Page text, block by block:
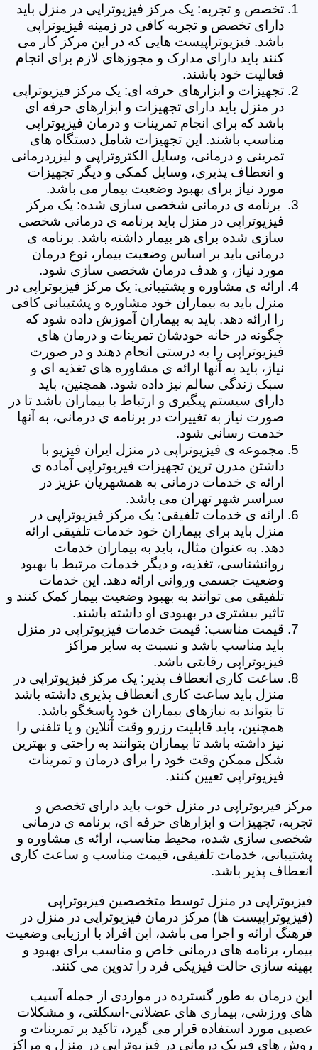
تخصص و تجربه: یک مرکز فیزیوتراپی در منزل باید
دارای تخصص و تجربه کافی در زمینه فیزیوتراپی
باشد. فیزیوتراپیست هایی که در این مرکز کار می
کنند باید دارای مدارک و مجوزهای لازم برای انجام
فعالیت خود باشند.
تجهیزات و ابزارهای حرفه ای: یک مرکز فیزیوتراپی
در منزل باید دارای تجهیزات و ابزارهای حرفه ای
باشد که برای انجام تمرینات و درمان فیزیوتراپی
مناسب باشند. این تجهیزات شامل دستگاه های
تمرینی و درمانی، وسایل الکتروتراپی و لیزردرمانی
و انعطاف پذیری، وسایل کمکی و دیگر تجهیزات
مورد نیاز برای بهبود وضعیت بیمار می باشد.
برنامه ی درمانی شخصی سازی شده: یک مرکز
فیزیوتراپی در منزل باید برنامه ی درمانی شخصی
سازی شده برای هر بیمار داشته باشد. برنامه ی
درمانی باید بر اساس وضعیت بیمار، نوع درمان
مورد نیاز، و هدف درمان شخصی سازی شود.
ارائه ی مشاوره و پشتیبانی: یک مرکز فیزیوتراپی در
منزل باید به بیماران خود مشاوره و پشتیبانی کافی
را ارائه دهد. باید به بیماران آموزش داده شود که
چگونه در خانه خودشان تمرینات و درمان های
فیزیوتراپی را به درستی انجام دهند و در صورت
نیاز، باید به آنها ارائه ی مشاوره های تغذیه ای و
سبک زندگی سالم نیز داده شود. همچنین، باید
دارای سیستم پیگیری و ارتباط با بیماران باشد تا در
صورت نیاز به تغییرات در برنامه ی درمانی، به آنها
خدمت رسانی شود.
مجموعه ی فیزیوتراپی در منزل ایران فیزیو با
داشتن مدرن ترین تجهیزات فیزیوتراپی آماده ی
ارائه ی خدمات درمانی به همشهریان عزیز در
سراسر شهر تهران می باشد.
ارائه ی خدمات تلفیقی: یک مرکز فیزیوتراپی در
منزل باید برای بیماران خود خدمات تلفیقی ارائه
دهد. به عنوان مثال، باید به بیماران خدمات
روانشناسی، تغذیه، و دیگر خدمات مرتبط با بهبود
وضعیت جسمی وروانی ارائه دهد. این خدمات
تلفیقی می توانند به بهبود وضعیت بیمار کمک کنند و
تاثیر بیشتری در بهبودی او داشته باشند.
قیمت مناسب: قیمت خدمات فیزیوتراپی در منزل
باید مناسب باشد و نسبت به سایر مراکز
فیزیوتراپی رقابتی باشد.
ساعت کاری انعطاف پذیر: یک مرکز فیزیوتراپی در
منزل باید ساعت کاری انعطاف پذیری داشته باشد
تا بتواند به نیازهای بیماران خود پاسخگو باشد.
همچنین، باید قابلیت رزرو وقت آنلاین و یا تلفنی را
نیز داشته باشد تا بیماران بتوانند به راحتی و بهترین
شکل ممکن وقت خود را برای درمان و تمرینات
فیزیوتراپی تعیین کنند.
مرکز فیزیوتراپی در منزل خوب باید دارای تخصص و
تجربه، تجهیزات و ابزارهای حرفه ای، برنامه ی درمانی
شخصی سازی شده، محیط مناسب، ارائه ی مشاوره و
پشتیبانی، خدمات تلفیقی، قیمت مناسب و ساعت کاری
انعطاف پذیر باشد.
فیزیوتراپی در منزل توسط متخصصین فیزیوتراپی
(فیزیوتراپیست ها) مرکز درمان فیزیوتراپی در منزل در
فرهنگ ارائه و اجرا می باشد، این افراد با ارزیابی وضعیت
بیمار، برنامه های درمانی خاص و مناسب برای بهبود و
بهینه سازی حالت فیزیکی فرد را تدوین می کنند.
این درمان به طور گسترده در مواردی از جمله آسیب
های ورزشی، بیماری های عضلانی-اسکلتی، و مشکلات
عصبی مورد استفاده قرار می گیرد، تاکید بر تمرینات و
روش های فیزیک درمانی در فیزیوتراپی در منزل و مراکز